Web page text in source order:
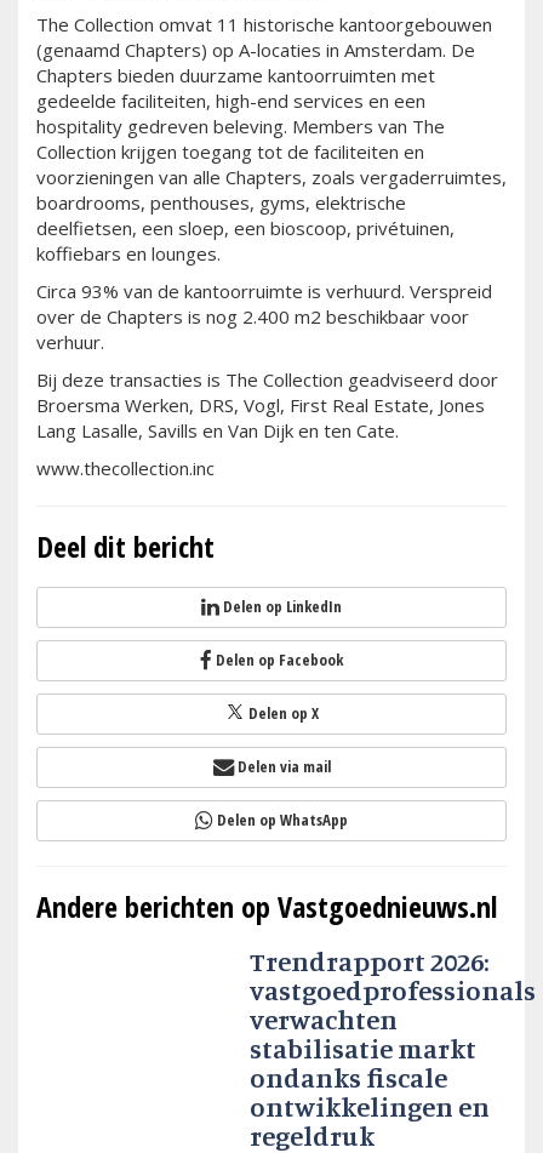
The Collection omvat 11 historische kantoorgebouwen
(genaamd Chapters) op A-locaties in Amsterdam. De
Chapters bieden duurzame kantoorruimten met
gedeelde faciliteiten, high-end services en een
hospitality gedreven beleving. Members van The
Collection krijgen toegang tot de faciliteiten en
voorzieningen van alle Chapters, zoals vergaderruimtes,
boardrooms, penthouses, gyms, elektrische
deelfietsen, een sloep, een bioscoop, privétuinen,
koffiebars en lounges.
Circa 93% van de kantoorruimte is verhuurd. Verspreid
over de Chapters is nog 2.400 m2 beschikbaar voor
verhuur.
Bij deze transacties is The Collection geadviseerd door
Broersma Werken, DRS, Vogl, First Real Estate, Jones
Lang Lasalle, Savills en Van Dijk en ten Cate.
www.thecollection.inc
Deel dit bericht
Delen op LinkedIn
Delen op Facebook
Delen op X
Delen via mail
Delen op WhatsApp
Andere berichten op Vastgoednieuws.nl
Trendrapport 2026:
vastgoedprofessionals
verwachten
stabilisatie markt
ondanks fiscale
ontwikkelingen en
regeldruk